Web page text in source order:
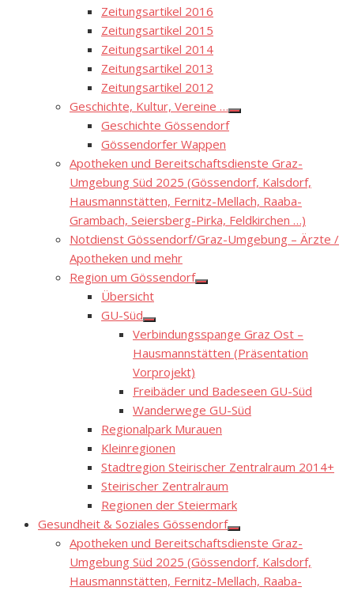
Zeitungsartikel 2016
Zeitungsartikel 2015
Zeitungsartikel 2014
Zeitungsartikel 2013
Zeitungsartikel 2012
Geschichte, Kultur, Vereine …
Show
Geschichte Gössendorf
Gössendorfer Wappen
Apotheken und Bereitschaftsdienste Graz-
Umgebung Süd 2025 (Gössendorf, Kalsdorf,
Hausmannstätten, Fernitz-Mellach, Raaba-
Grambach, Seiersberg-Pirka, Feldkirchen …)
Notdienst Gössendorf/Graz-Umgebung – Ärzte /
Apotheken und mehr
Region um Gössendorf
Show
Übersicht
GU-Süd
Show
sub
menu
Verbindungsspange Graz Ost –
Hausmannstätten (Präsentation
Vorprojekt)
Freibäder und Badeseen GU-Süd
Wanderwege GU-Süd
Regionalpark Murauen
Kleinregionen
Stadtregion Steirischer Zentralraum 2014+
Steirischer Zentralraum
Regionen der Steiermark
Gesundheit & Soziales Gössendorf
Show
sub
menu
Apotheken und Bereitschaftsdienste Graz-
Umgebung Süd 2025 (Gössendorf, Kalsdorf,
Hausmannstätten, Fernitz-Mellach, Raaba-